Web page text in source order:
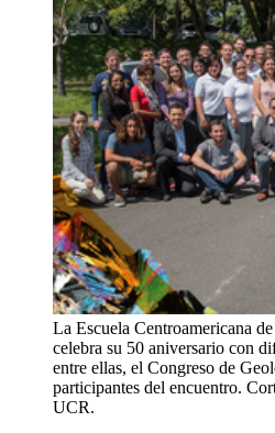
La Escuela Centroamericana
celebra su 50 aniversario con
entre ellas, el Congreso de
participantes del encuentro.
UCR.